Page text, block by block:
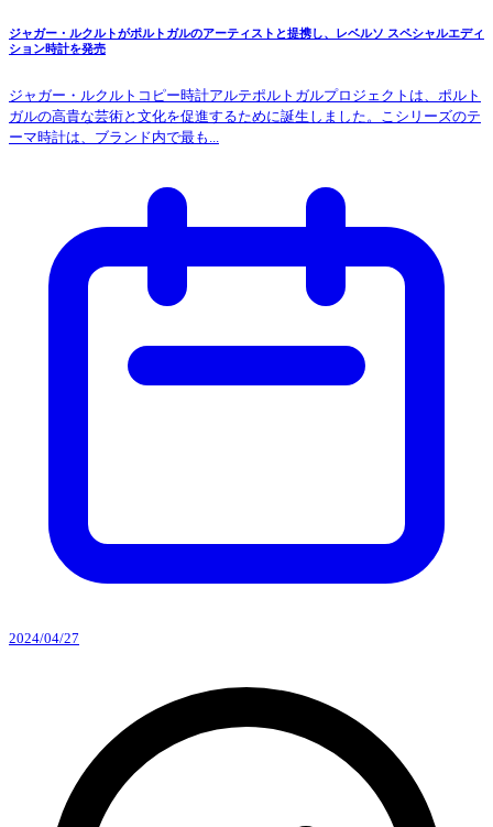
ジャガー・ルクルトがポルトガルのアーティストと提携し、レベルソ スペシャルエディ
ション時計を発売
ジャガー・ルクルトコピー時計アルテポルトガルプロジェクトは、ポルト
ガルの高貴な芸術と文化を促進するために誕生しました。こシリーズのテ
ーマ時計は、ブランド内で最も...
2024/04/27